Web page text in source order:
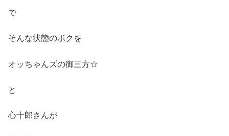
で
そんな状態のボクを
オッちゃんズの御三方☆
と
心十郎さんが